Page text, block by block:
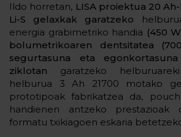
Ildo horretan, LISA proiektua 20
Li-S gelaxkak garatzeko
energia grabimetriko handia (450
bolumetrikoaren dentsitatea
segurtasuna eta egonkortasuna
ziklotan garatzeko
helburua 3 Ah 21700 motako
prototipoak fabrikatzea da,
handienen antzeko prestazioak
formatu txikiagoen eskaria